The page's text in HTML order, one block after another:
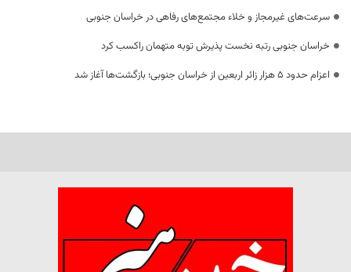
سرعت‌های غیرمجاز و خلاء مجتمع‌های رفاهی در خراسان جنوبی
خراسان جنوبی رتبه نخست پذیرش توبه متهمان راکسب کرد
اعزام حدود 5 هزار زائر اربعین از خراسان جنوبی؛ بازگشت‌ها آغاز شد